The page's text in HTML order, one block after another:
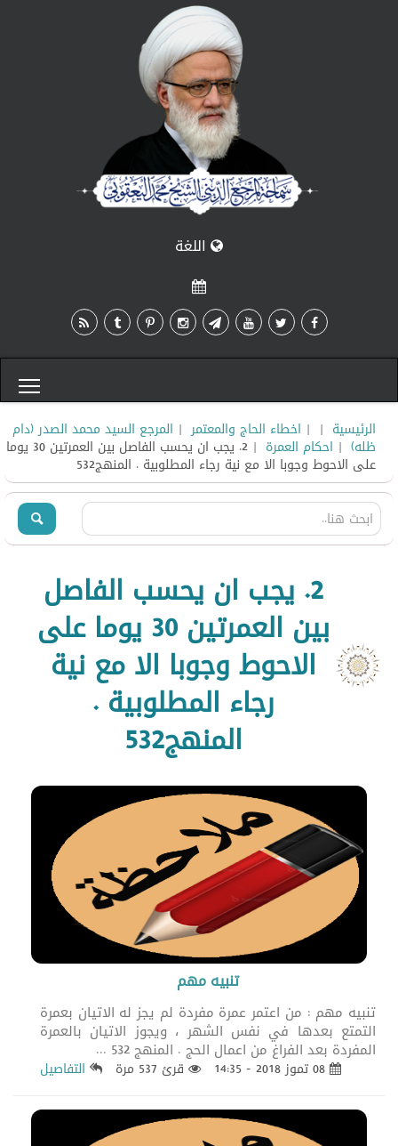
اللغة
الرئيسية |
| اخطاء الحاج والمعتمر | المرجع السيد محمد الصدر (دام
ظله) | احكام العمرة | 2. يجب ان يحسب الفاصل بين العمرتين 30 يوما
على الاحوط وجوبا الا مع نية رجاء المطلوبية . المنهج532
2. يجب ان يحسب الفاصل
بين العمرتين 30 يوما على
الاحوط وجوبا الا مع نية
رجاء المطلوبية .
المنهج532
تنبيه مهم
تنبيه مهم : من اعتمر عمرة مفردة لم يجز له الاتيان بعمرة
التمتع بعدها في نفس الشهر ، ويجوز الاتيان بالعمرة
المفردة بعد الفراغ من اعمال الحج . المنهج 532 ...
قرئ 537 مرة التفاصيل